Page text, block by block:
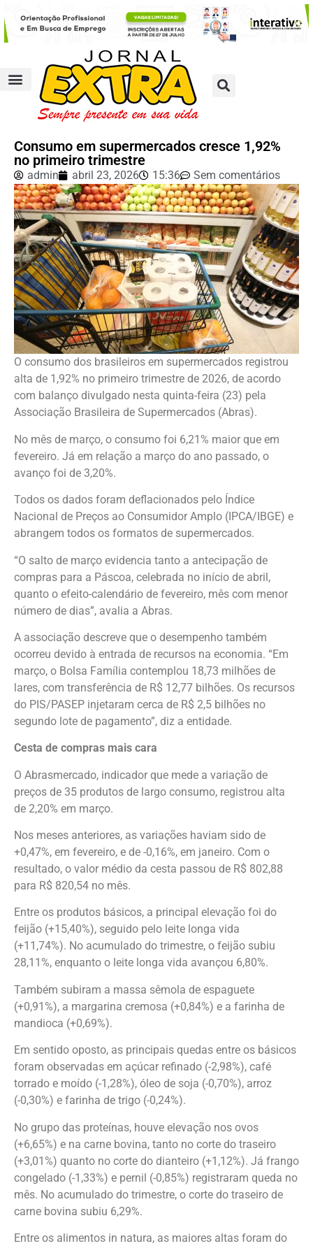
Consumo em supermercados cresce 1,92%
no primeiro trimestre
admin abril 23, 2026 15:36 Sem comentários
O consumo dos brasileiros em supermercados registrou
alta de 1,92% no primeiro trimestre de 2026, de acordo
com balanço divulgado nesta quinta-feira (23) pela
Associação Brasileira de Supermercados (Abras).
No mês de março, o consumo foi 6,21% maior que em
fevereiro. Já em relação a março do ano passado, o
avanço foi de 3,20%.
Todos os dados foram deflacionados pelo Índice
Nacional de Preços ao Consumidor Amplo (IPCA/IBGE) e
abrangem todos os formatos de supermercados.
“O salto de março evidencia tanto a antecipação de
compras para a Páscoa, celebrada no início de abril,
quanto o efeito-calendário de fevereiro, mês com menor
número de dias”, avalia a Abras.
A associação descreve que o desempenho também
ocorreu devido à entrada de recursos na economia. “Em
março, o Bolsa Família contemplou 18,73 milhões de
lares, com transferência de R$ 12,77 bilhões. Os recursos
do PIS/PASEP injetaram cerca de R$ 2,5 bilhões no
segundo lote de pagamento”, diz a entidade.
Cesta de compras mais cara
O Abrasmercado, indicador que mede a variação de
preços de 35 produtos de largo consumo, registrou alta
de 2,20% em março.
Nos meses anteriores, as variações haviam sido de
+0,47%, em fevereiro, e de -0,16%, em janeiro. Com o
resultado, o valor médio da cesta passou de R$ 802,88
para R$ 820,54 no mês.
Entre os produtos básicos, a principal elevação foi do
feijão (+15,40%), seguido pelo leite longa vida
(+11,74%). No acumulado do trimestre, o feijão subiu
28,11%, enquanto o leite longa vida avançou 6,80%.
Também subiram a massa sêmola de espaguete
(+0,91%), a margarina cremosa (+0,84%) e a farinha de
mandioca (+0,69%).
Em sentido oposto, as principais quedas entre os básicos
foram observadas em açúcar refinado (-2,98%), café
torrado e moído (-1,28%), óleo de soja (-0,70%), arroz
(-0,30%) e farinha de trigo (-0,24%).
No grupo das proteínas, houve elevação nos ovos
(+6,65%) e na carne bovina, tanto no corte do traseiro
(+3,01%) quanto no corte do dianteiro (+1,12%). Já frango
congelado (-1,33%) e pernil (-0,85%) registraram queda no
mês. No acumulado do trimestre, o corte do traseiro de
carne bovina subiu 6,29%.
Entre os alimentos in natura, as maiores altas foram do